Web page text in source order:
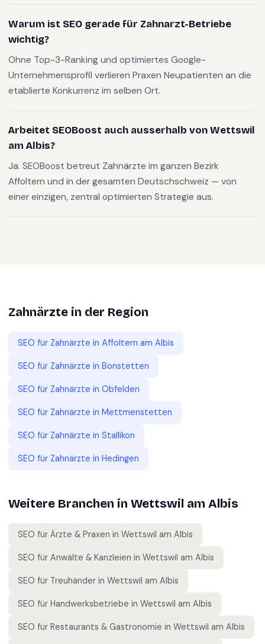
Warum ist SEO gerade für Zahnarzt-Betriebe
wichtig?
Ohne Top-3-Ranking und optimiertes Google-
Unternehmensprofil verlieren Praxen Neupatienten an die
etablierte Konkurrenz im selben Ort.
Arbeitet SEOBoost auch ausserhalb von Wettswil
am Albis?
Ja. SEOBoost betreut Zahnärzte im ganzen Bezirk
Affoltern und in der gesamten Deutschschweiz — von
einer einzigen, zentral optimierten Strategie aus.
Zahnärzte in der Region
SEO für Zahnärzte in Affoltern am Albis
SEO für Zahnärzte in Bonstetten
SEO für Zahnärzte in Obfelden
SEO für Zahnärzte in Mettmenstetten
SEO für Zahnärzte in Stallikon
SEO für Zahnärzte in Hedingen
Weitere Branchen in Wettswil am Albis
SEO für Ärzte & Praxen in Wettswil am Albis
SEO für Anwälte & Kanzleien in Wettswil am Albis
SEO für Treuhänder in Wettswil am Albis
SEO für Handwerksbetriebe in Wettswil am Albis
SEO für Restaurants & Gastronomie in Wettswil am Albis